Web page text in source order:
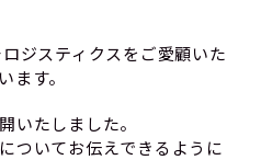
ジスティクスをご愛顧いた
ます。
いたしました。
ついてお伝えできるように